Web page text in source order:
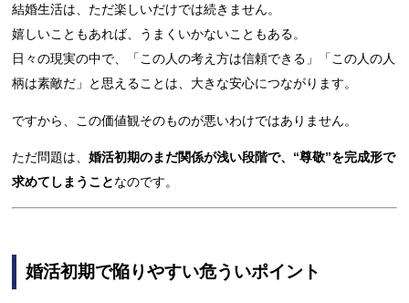
結婚生活は、ただ楽しいだけでは続きません。
嬉しいこともあれば、うまくいかないこともある。
日々の現実の中で、「この人の考え方は信頼できる」「この人の人
柄は素敵だ」と思えることは、大きな安心につながります。
ですから、この価値観そのものが悪いわけではありません。
ただ問題は、婚活初期のまだ関係が浅い段階で、“尊敬”を完成形で
求めてしまうこと なのです。
婚活初期で陥りやすい危ういポイント